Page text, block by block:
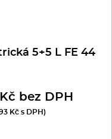
5+5 L FE 44
bez DPH
Kč s DPH)